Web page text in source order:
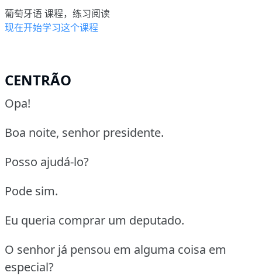
葡萄牙语 课程，练习阅读
现在开始学习这个课程
CENTRÃO
Opa!
Boa noite, senhor presidente.
Posso ajudá-lo?
Pode sim.
Eu queria comprar um deputado.
O senhor já pensou em alguma coisa em
especial?